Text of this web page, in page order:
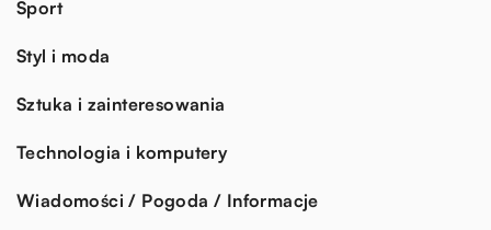
Sport
Styl i moda
Sztuka i zainteresowania
Technologia i komputery
Wiadomości / Pogoda / Informacje